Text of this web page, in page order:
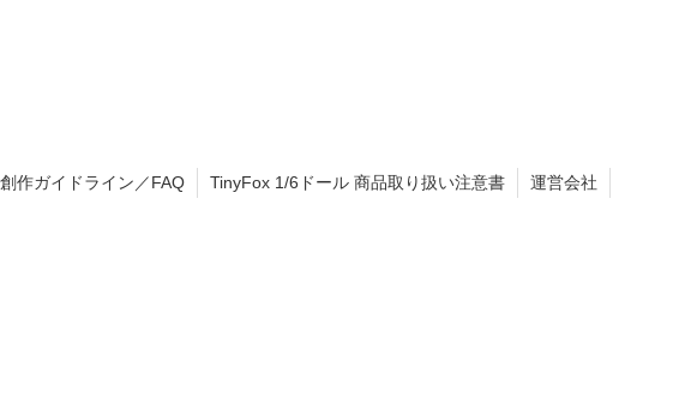
作ガイドライン／FAQ TinyFox 1/6ドール 商品取り扱い注意書 運営会社